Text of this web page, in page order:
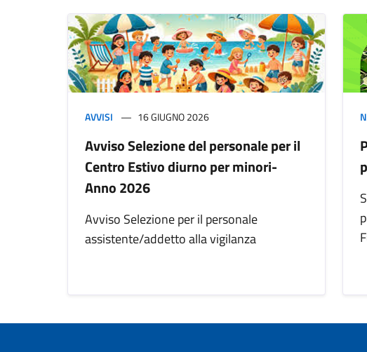
AVVISI 16 GIUGNO 2026
Avviso Selezione del personale per il
Centro Estivo diurno per minori-
Anno 2026
Avviso Selezione per il personale
assistente/addetto alla vigilanza